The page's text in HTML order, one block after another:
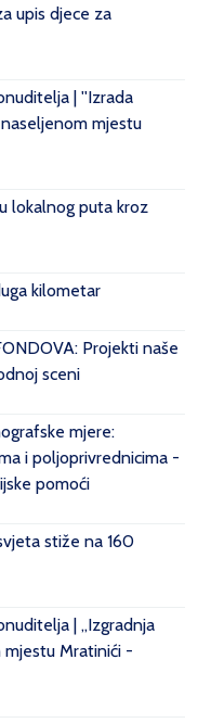
upis djece za
| ''Izrada
mjestu
lokalnog puta kroz
kilometar
Projekti naše
sceni
mjere:
i poljoprivrednicima -
pomoći
stiže na 160
| „Izgradnja
Mratinići -